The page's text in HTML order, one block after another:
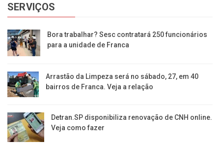
SERVIÇOS
Bora trabalhar? Sesc contratará 250 funcionários
para a unidade de Franca
Arrastão da Limpeza será no sábado, 27, em 40
bairros de Franca. Veja a relação
Detran.SP disponibiliza renovação de CNH online.
Veja como fazer